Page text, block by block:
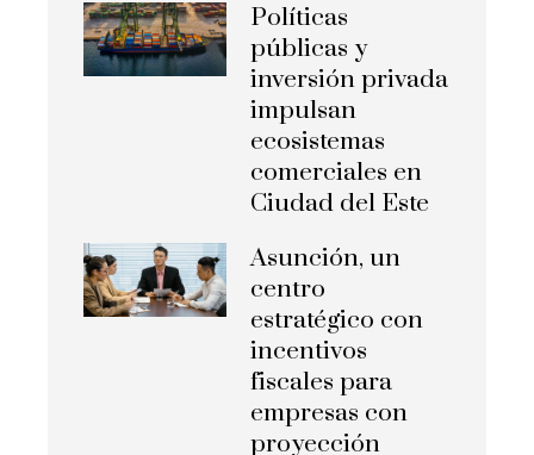
Políticas
públicas y
inversión privada
impulsan
ecosistemas
comerciales en
Ciudad del Este
Asunción, un
centro
estratégico con
incentivos
fiscales para
empresas con
proyección